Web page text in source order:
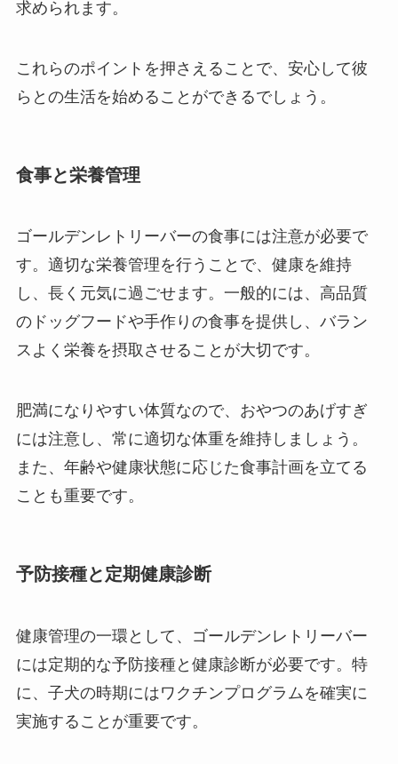
求められます。
これらのポイントを押さえることで、安心して彼
らとの生活を始めることができるでしょう。
食事と栄養管理
ゴールデンレトリーバーの食事には注意が必要で
す。適切な栄養管理を行うことで、健康を維持
し、長く元気に過ごせます。一般的には、高品質
のドッグフードや手作りの食事を提供し、バラン
スよく栄養を摂取させることが大切です。
肥満になりやすい体質なので、おやつのあげすぎ
には注意し、常に適切な体重を維持しましょう。
また、年齢や健康状態に応じた食事計画を立てる
ことも重要です。
予防接種と定期健康診断
健康管理の一環として、ゴールデンレトリーバー
には定期的な予防接種と健康診断が必要です。特
に、子犬の時期にはワクチンプログラムを確実に
実施することが重要です。